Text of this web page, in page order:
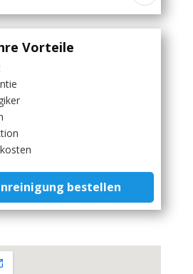
Vorteile
bestellen